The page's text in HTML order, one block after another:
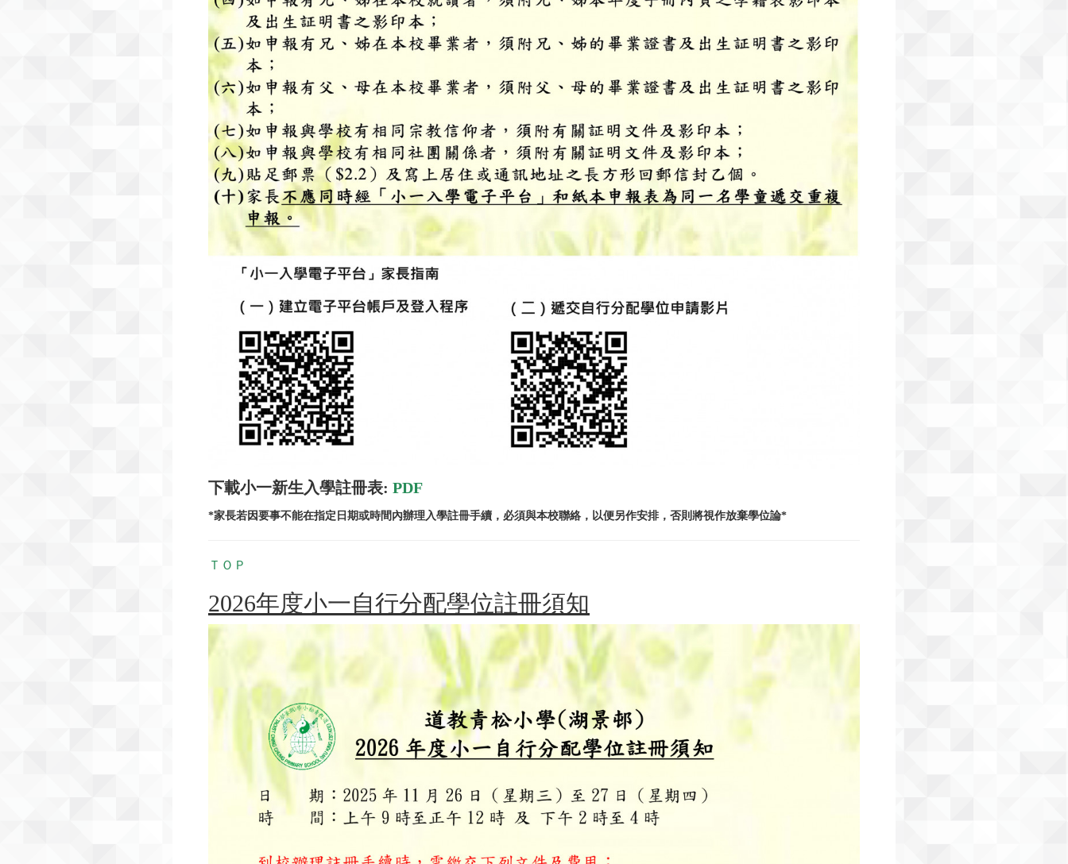
下載小一新生入學註冊表: PDF
*家長若因要事不能在指定日期或時間內辦理入學註冊手續，必須與本校聯絡，以便另作安排，否則將視作放棄學位論*
ＴＯＰ
2026年度小一自行分配學位註冊須知